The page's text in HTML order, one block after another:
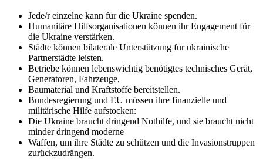
Jede/r einzelne kann für die Ukraine spenden.
Humanitäre Hilfsorganisationen können ihr Engagement für
die Ukraine verstärken.
Städte können bilaterale Unterstützung für ukrainische
Partnerstädte leisten.
Betriebe können lebenswichtig benötigtes technisches Gerät,
Generatoren, Fahrzeuge,
Baumaterial und Kraftstoffe bereitstellen.
Bundesregierung und EU müssen ihre finanzielle und
militärische Hilfe aufstocken:
Die Ukraine braucht dringend Nothilfe, und sie braucht nicht
minder dringend moderne
Waffen, um ihre Städte zu schützen und die Invasionstruppen
zurückzudrängen.